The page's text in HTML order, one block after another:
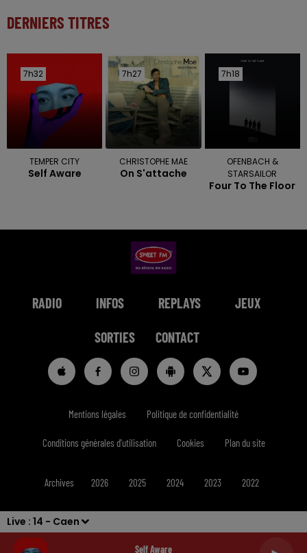
Live : 14 - Caen
Self Aware
DERNIERS TITRES
7h32
7h32
TEMPER CITY
Self Aware
7h27
7h27
CHRISTOPHE MAE
On S'attache
7h18
7h18
OFENBACH &
STARSAILOR
Four To The Floor
RADIO INFOS REPLAYS JEUX
SORTIES CONTACT
Mentions légales Politique de confidentialité
Conditions générales d'utilisation Cookies Plan du site
Archives 2026 2025 2024 2023 2022